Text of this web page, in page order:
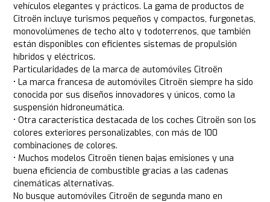
vehículos elegantes y prácticos. La gama de productos de
Citroën incluye turismos pequeños y compactos, furgonetas,
monovolúmenes de techo alto y todoterrenos, que también
están disponibles con eficientes sistemas de propulsión
híbridos y eléctricos.
Particularidades de la marca de automóviles Citroën
• La marca francesa de automóviles Citroën siempre ha sido
conocida por sus diseños innovadores y únicos, como la
suspensión hidroneumática.
• Otra característica destacada de los coches Citroën son los
colores exteriores personalizables, con más de 100
combinaciones de colores.
• Muchos modelos Citroën tienen bajas emisiones y una
buena eficiencia de combustible gracias a las cadenas
cinemáticas alternativas.
No busque automóviles Citroën de segunda mano en